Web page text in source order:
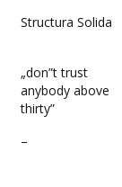
Structura Solida
„don”t trust
anybody above
thirty”
–